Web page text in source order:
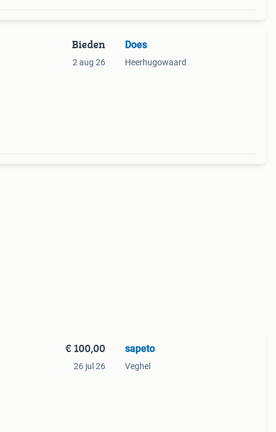
Bieden
2 aug 26
Does
Heerhugowaard
€ 100,00
26 jul 26
sapeto
Veghel